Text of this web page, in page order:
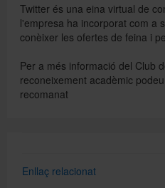
Twitter és una eina virtual de
l'empresa ha incorporat com a
conèixer les ofertes de feina i
Per a més informació del Club
reconeixement acadèmic
recomanat
Enllaç relacionat